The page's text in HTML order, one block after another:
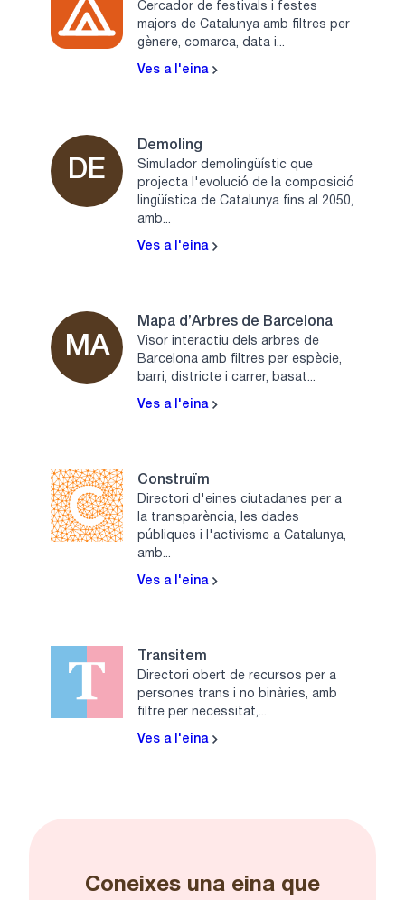
Cercador de festivals i festes
majors de Catalunya amb filtres per
gènere, comarca, data i...
Ves a l'eina
DE
Demoling
Simulador demolingüístic que
projecta l'evolució de la composició
lingüística de Catalunya fins al 2050,
amb...
Ves a l'eina
MA
Mapa d’Arbres de Barcelona
Visor interactiu dels arbres de
Barcelona amb filtres per espècie,
barri, districte i carrer, basat...
Ves a l'eina
Construïm
Directori d'eines ciutadanes per a
la transparència, les dades
públiques i l'activisme a Catalunya,
amb...
Ves a l'eina
Transitem
Directori obert de recursos per a
persones trans i no binàries, amb
filtre per necessitat,...
Ves a l'eina
Coneixes una eina que